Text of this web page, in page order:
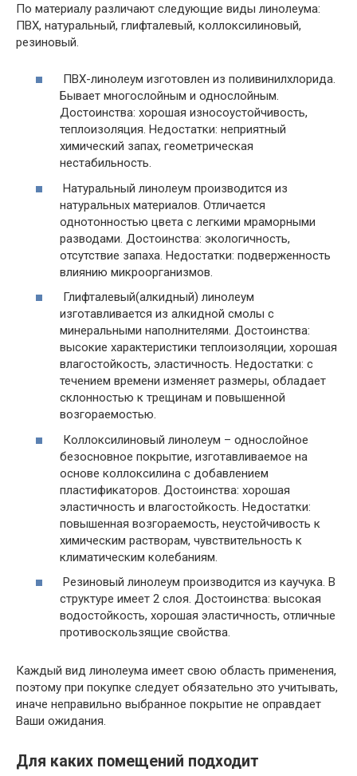
По материалу различают следующие виды линолеума:
ПВХ, натуральный, глифталевый, коллоксилиновый,
резиновый.
ПВХ-линолеум изготовлен из поливинилхлорида.
Бывает многослойным и однослойным.
Достоинства: хорошая износоустойчивость,
теплоизоляция. Недостатки: неприятный
химический запах, геометрическая
нестабильность.
Натуральный линолеум производится из
натуральных материалов. Отличается
однотонностью цвета с легкими мраморными
разводами. Достоинства: экологичность,
отсутствие запаха. Недостатки: подверженность
влиянию микроорганизмов.
Глифталевый(алкидный) линолеум
изготавливается из алкидной смолы с
минеральными наполнителями. Достоинства:
высокие характеристики теплоизоляции, хорошая
влагостойкость, эластичность. Недостатки: с
течением времени изменяет размеры, обладает
склонностью к трещинам и повышенной
возгораемостью.
Коллоксилиновый линолеум – однослойное
безосновное покрытие, изготавливаемое на
основе коллоксилина с добавлением
пластификаторов. Достоинства: хорошая
эластичность и влагостойкость. Недостатки:
повышенная возгораемость, неустойчивость к
химическим растворам, чувствительность к
климатическим колебаниям.
Резиновый линолеум производится из каучука. В
структуре имеет 2 слоя. Достоинства: высокая
водостойкость, хорошая эластичность, отличные
противоскользящие свойства.
Каждый вид линолеума имеет свою область применения,
поэтому при покупке следует обязательно это учитывать,
иначе неправильно выбранное покрытие не оправдает
Ваши ожидания.
Для каких помещений подходит